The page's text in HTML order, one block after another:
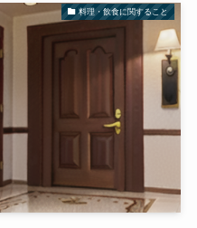
料理・飲食に関すること